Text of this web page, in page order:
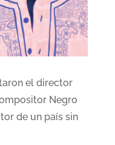
el director
Negro
de un país sin